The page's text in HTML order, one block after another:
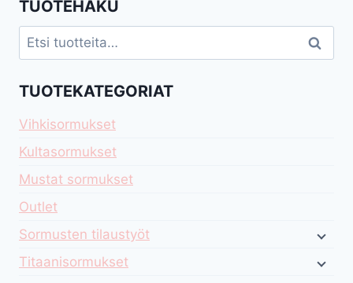
TUOTEHAKU
Etsi: Haku
TUOTEKATEGORIAT
Vihkisormukset
Kultasormukset
Mustat sormukset
Outlet
Sormusten tilaustyöt
Titaanisormukset